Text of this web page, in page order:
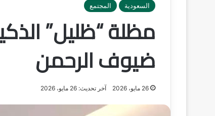
السعودية المجتمع
مظلة “ظليل”
ضيوف الرحمن
26 مايو، 2026 آخر تحديث: 26 مايو، 2026